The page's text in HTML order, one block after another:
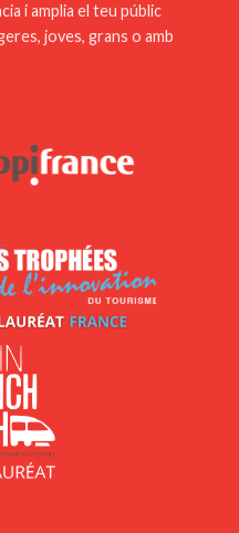
i amplia el teu públic
joves, grans o amb